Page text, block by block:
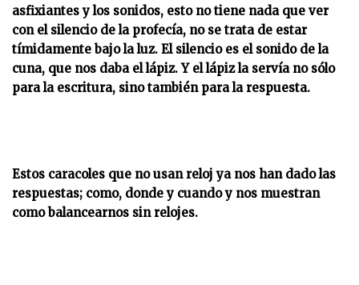
asfixiantes y los sonidos, esto no tiene nada que ver
con el silencio de la profecía, no se trata de estar
tímidamente bajo la luz. El silencio es el sonido de la
cuna, que nos daba el lápiz. Y el lápiz la servía no sólo
para la escritura, sino también para la respuesta.
Estos caracoles que no usan reloj ya nos han dado las
respuestas; como, donde y cuando y nos muestran
como balancearnos sin relojes.